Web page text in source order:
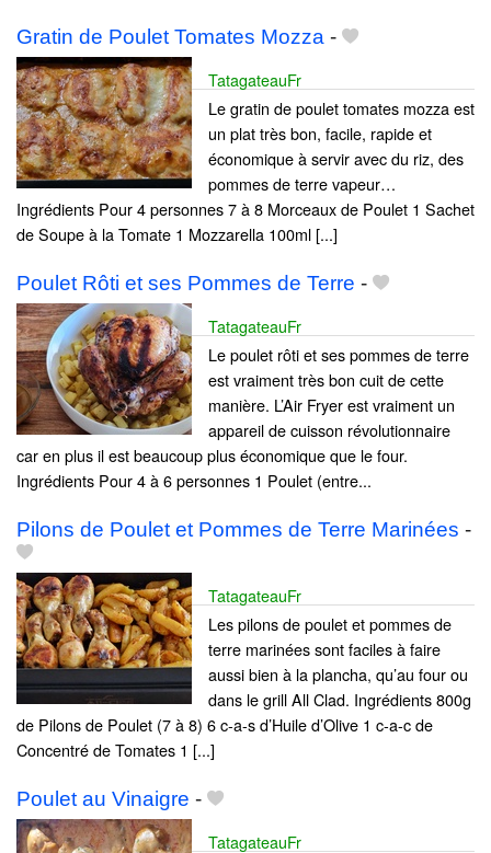
Gratin de Poulet Tomates Mozza -
TatagateauFr
Le gratin de poulet tomates mozza est
un plat très bon, facile, rapide et
économique à servir avec du riz, des
pommes de terre vapeur…
Ingrédients Pour 4 personnes 7 à 8 Morceaux de Poulet 1 Sachet
de Soupe à la Tomate 1 Mozzarella 100ml [...]
Poulet Rôti et ses Pommes de Terre -
TatagateauFr
Le poulet rôti et ses pommes de terre
est vraiment très bon cuit de cette
manière. L’Air Fryer est vraiment un
appareil de cuisson révolutionnaire
car en plus il est beaucoup plus économique que le four.
Ingrédients Pour 4 à 6 personnes 1 Poulet (entre...
Pilons de Poulet et Pommes de Terre Marinées -
TatagateauFr
Les pilons de poulet et pommes de
terre marinées sont faciles à faire
aussi bien à la plancha, qu’au four ou
dans le grill All Clad. Ingrédients 800g
de Pilons de Poulet (7 à 8) 6 c-a-s d’Huile d’Olive 1 c-a-c de
Concentré de Tomates 1 [...]
Poulet au Vinaigre -
TatagateauFr